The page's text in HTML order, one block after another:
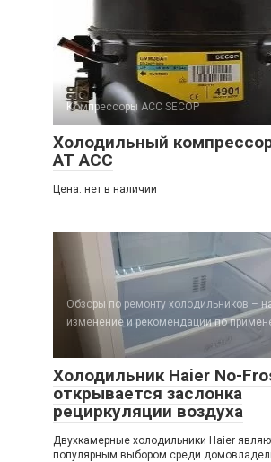
Компрессоры ACC SECOP
Холодильный
AT ACC
Цена: нет в наличии
Обзоры по ремонту холодильников –
изменение и рекомендации по
Холодильник Haier No-
открывается заслонка
рециркуляции воздуха
Двухкамерные холодильники Haier
популярным выбором среди